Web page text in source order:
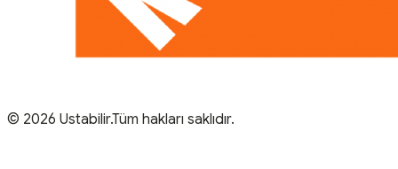
© 2026 Ustabilir.Tüm hakları saklıdır.